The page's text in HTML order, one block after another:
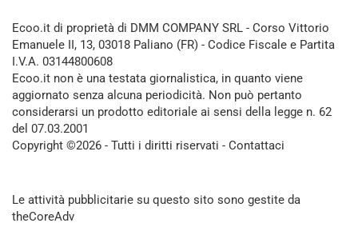
Ecoo.it di proprietà di DMM COMPANY SRL - Corso Vittorio
Emanuele II, 13, 03018 Paliano (FR) - Codice Fiscale e Partita
I.V.A. 03144800608
Ecoo.it non è una testata giornalistica, in quanto viene
aggiornato senza alcuna periodicità. Non può pertanto
considerarsi un prodotto editoriale ai sensi della legge n. 62
del 07.03.2001
Copyright ©2026 - Tutti i diritti riservati - Contattaci
Le attività pubblicitarie su questo sito sono gestite da
theCoreAdv